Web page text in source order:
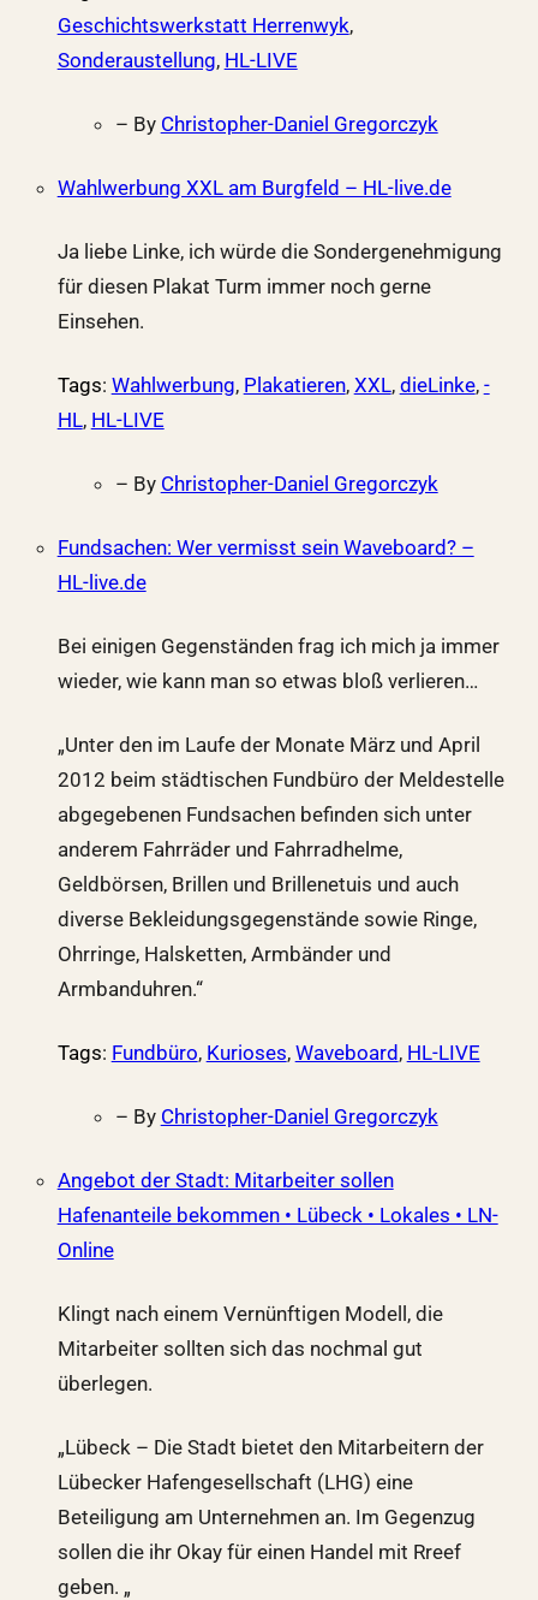
Geschichtswerkstatt Herrenwyk,
Sonderaustellung, HL-LIVE
– By Christopher-Daniel Gregorczyk
Wahlwerbung XXL am Burgfeld – HL-live.de
Ja liebe Linke, ich würde die Sondergenehmigung
für diesen Plakat Turm immer noch gerne
Einsehen.
Tags: Wahlwerbung, Plakatieren, XXL, dieLinke, -
HL, HL-LIVE
– By Christopher-Daniel Gregorczyk
Fundsachen: Wer vermisst sein Waveboard? –
HL-live.de
Bei einigen Gegenständen frag ich mich ja immer
wieder, wie kann man so etwas bloß verlieren…
„Unter den im Laufe der Monate März und April
2012 beim städtischen Fundbüro der Meldestelle
abgegebenen Fundsachen befinden sich unter
anderem Fahrräder und Fahrradhelme,
Geldbörsen, Brillen und Brillenetuis und auch
diverse Bekleidungsgegenstände sowie Ringe,
Ohrringe, Halsketten, Armbänder und
Armbanduhren.“
Tags: Fundbüro, Kurioses, Waveboard, HL-LIVE
– By Christopher-Daniel Gregorczyk
Angebot der Stadt: Mitarbeiter sollen
Hafenanteile bekommen • Lübeck • Lokales • LN-
Online
Klingt nach einem Vernünftigen Modell, die
Mitarbeiter sollten sich das nochmal gut
überlegen.
„Lübeck – Die Stadt bietet den Mitarbeitern der
Lübecker Hafengesellschaft (LHG) eine
Beteiligung am Unternehmen an. Im Gegenzug
sollen die ihr Okay für einen Handel mit Rreef
geben. „